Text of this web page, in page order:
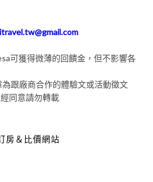
可獲得微薄的回饋金，但不影響各
跟廠商合作的體驗文或活動徵文
同意請勿轉載
房＆比價網站